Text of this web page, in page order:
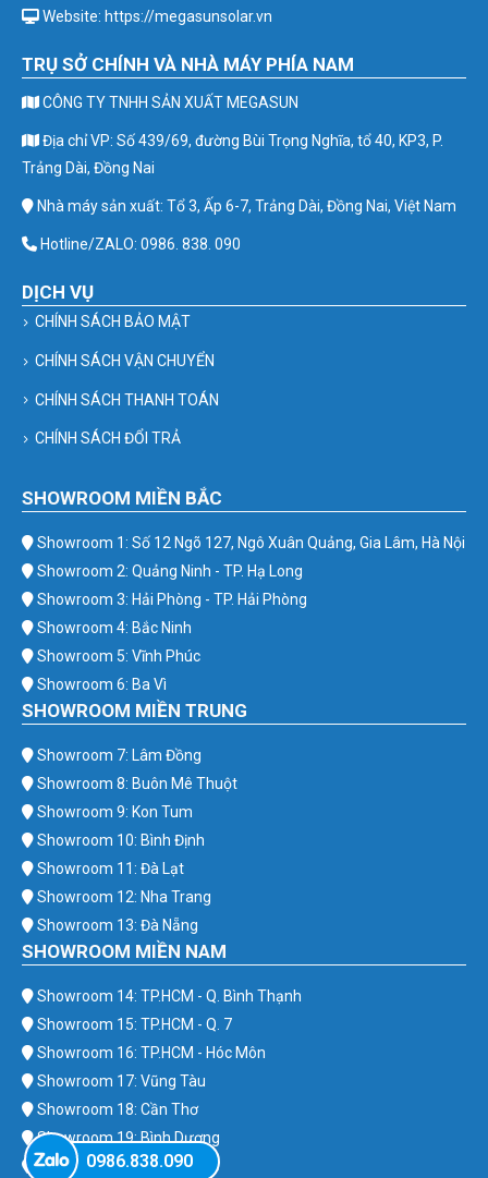
Website: https://megasunsolar.vn
TRỤ SỞ CHÍNH VÀ NHÀ MÁY PHÍA NAM
CÔNG TY TNHH SẢN XUẤT MEGASUN
Địa chỉ VP: Số 439/69, đường Bùi Trọng Nghĩa, tổ 40, KP3, P.
Trảng Dài, Đồng Nai
Nhà máy sản xuất: Tổ 3, Ấp 6-7, Trảng Dài, Đồng Nai, Việt Nam
Hotline/ZALO: 0986. 838. 090
DỊCH VỤ
CHÍNH SÁCH BẢO MẬT
CHÍNH SÁCH VẬN CHUYỂN
CHÍNH SÁCH THANH TOÁN
CHÍNH SÁCH ĐỔI TRẢ
SHOWROOM MIỀN BẮC
Showroom 1: Số 12 Ngõ 127, Ngô Xuân Quảng, Gia Lâm, Hà Nội
Showroom 2: Quảng Ninh - TP. Hạ Long
Showroom 3: Hải Phòng - TP. Hải Phòng
Showroom 4: Bắc Ninh
Showroom 5: Vĩnh Phúc
Showroom 6: Ba Vì
SHOWROOM MIỀN TRUNG
Showroom 7: Lâm Đồng
Showroom 8: Buôn Mê Thuột
Showroom 9: Kon Tum
Showroom 10: Bình Định
Showroom 11: Đà Lạt
Showroom 12: Nha Trang
Showroom 13: Đà Nẵng
SHOWROOM MIỀN NAM
Showroom 14: TP.HCM - Q. Bình Thạnh
Showroom 15: TP.HCM - Q. 7
Showroom 16: TP.HCM - Hóc Môn
Showroom 17: Vũng Tàu
Showroom 18: Cần Thơ
Showroom 19: Bình Dương
Showroom 20: Bình Phước
0986.838.090